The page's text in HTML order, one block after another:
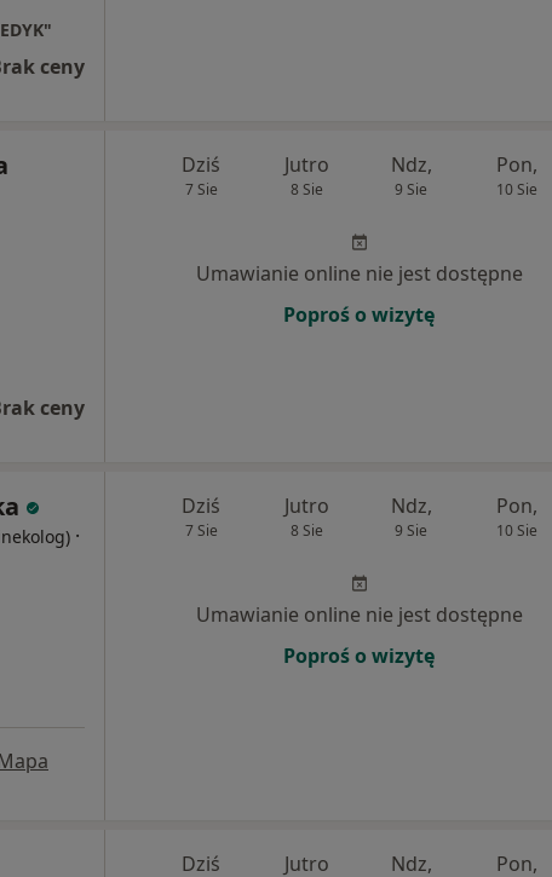
ceny
ceny
Dziś
7 Sie
Jutro
8 Sie
Ndz,
9 Sie
Pon,
10 Sie
Umawianie online nie jest dostępne
Poproś o wizytę
·
Dziś
7 Sie
Jutro
8 Sie
Ndz,
9 Sie
Pon,
10 Sie
Umawianie online nie jest dostępne
Poproś o wizytę
Dziś Jutro Ndz, Pon,